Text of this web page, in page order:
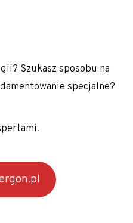
Szukasz sposobu na
specjalne?